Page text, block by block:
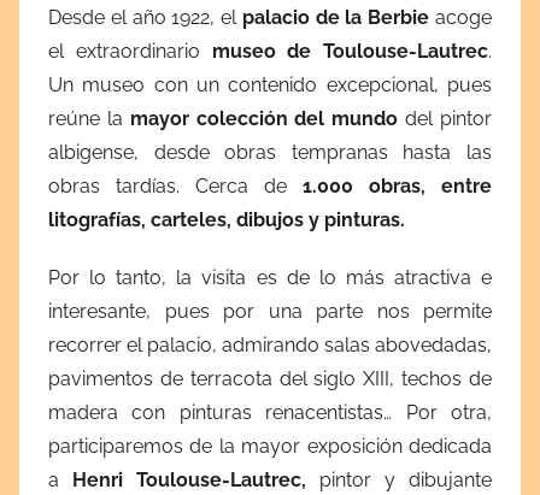
Desde el año 1922, el palacio de la Berbie acoge
el extraordinario museo de Toulouse-Lautrec.
Un museo con un contenido excepcional, pues
reúne la mayor colección del mundo del pintor
albigense, desde obras tempranas hasta las
obras tardías. Cerca de 1.000 obras, entre
litografías, carteles, dibujos y pinturas.
Por lo tanto, la visita es de lo más atractiva e
interesante, pues por una parte nos permite
recorrer el palacio, admirando salas abovedadas,
pavimentos de terracota del siglo XIII, techos de
madera con pinturas renacentistas… Por otra,
participaremos de la mayor exposición dedicada
a
Henri Toulouse-Lautrec, pintor y dibujante